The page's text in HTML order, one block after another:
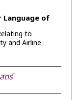
of
to
and Airline
ตร์